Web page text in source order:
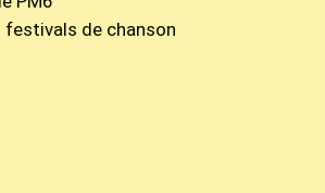
festivals de chanson